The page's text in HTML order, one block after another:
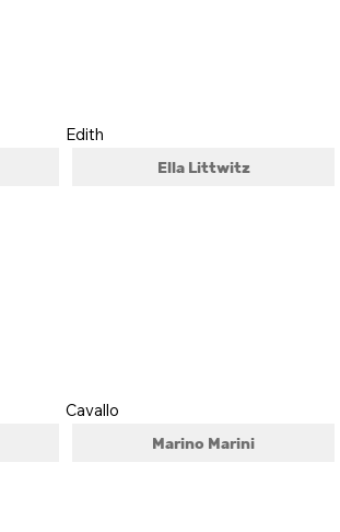
Edith
Ella Littwitz
Cavallo
Marino Marini